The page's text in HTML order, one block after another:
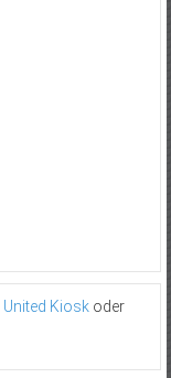
United Kioskoder